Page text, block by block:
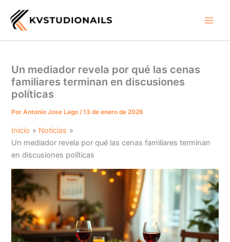
contenido
Un mediador revela por qué las cenas
familiares terminan en discusiones
políticas
PorAntonio Jose Lago /13 de enero de 2026
Inicio
Noticias
Un mediador revela por qué las cenas familiares terminan
en discusiones políticas